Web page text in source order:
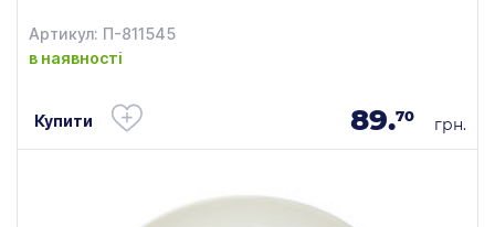
Артикул: П-811545
в наявності
Купити 89.70 грн.